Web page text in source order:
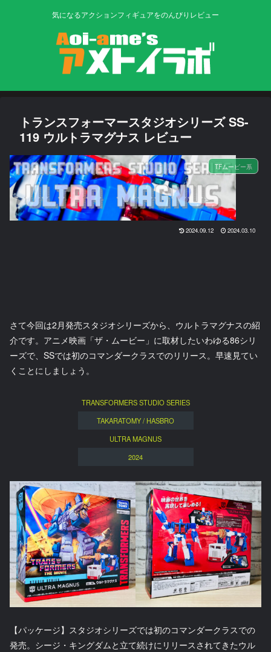
気になるアクションフィギュアをのんびりレビュー
トランスフォーマースタジオシリーズ SS-
119 ウルトラマグナス レビュー
TFムービー系
2024.09.12 2024.03.10
さて今回は2月発売スタジオシリーズから、ウルトラマグナスの紹
介です。アニメ映画「ザ・ムービー」に取材したいわゆる86シリ
ーズで、SSでは初のコマンダークラスでのリリース。早速見てい
くことにしましょう。
TRANSFORMERS STUDIO SERIES
TAKARATOMY / HASBRO
ULTRA MAGNUS
2024
【パッケージ】スタジオシリーズでは初のコマンダークラスでの
発売。シージ・キングダムと立て続けにリリースされてきたウル